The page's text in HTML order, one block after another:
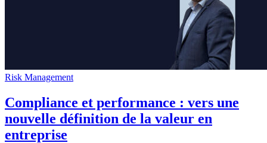
Risk Management
Compliance et performance : vers une
nouvelle définition de la valeur en
entreprise